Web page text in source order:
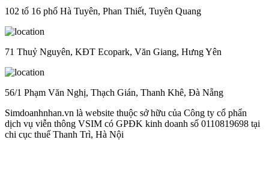
102 tổ 16 phố Hà Tuyên, Phan Thiết, Tuyên Quang
71 Thuỷ Nguyên, KĐT Ecopark, Văn Giang, Hưng Yên
56/1 Phạm Văn Nghị, Thạch Gián, Thanh Khê, Đà Nẵng
Simdoanhnhan.vn là website thuộc sở hữu của Công ty cổ phẩn
dịch vụ viễn thông VSIM có GPĐK kinh doanh số 0110819698 tại
chi cục thuế Thanh Trì, Hà Nội